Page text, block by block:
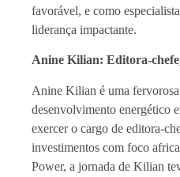
favorável, e como
liderança impactante.
Anine Kilian: Editora-
Anine Kilian é uma
desenvolvimento energético
exercer o cargo de editora-
investimentos com foco
Power, a jornada de Kilian